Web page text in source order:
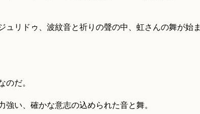
ュリドゥ、波紋音と祈りの聲の中、虹さんの舞が始ま
のだ。
強い、確かな意志の込められた音と舞。